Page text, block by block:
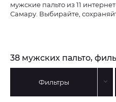
мужские пальто из 11
Самару. Выбирайте,
38 мужских пальто,
Фильтры